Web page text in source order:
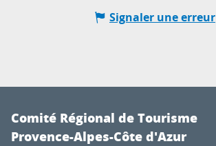
Signaler une erreur
Comité Régional de Tourisme
Provence-Alpes-Côte d'Azur